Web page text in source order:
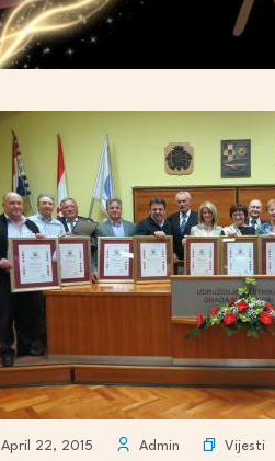
April 22, 2015 Admin Vijesti